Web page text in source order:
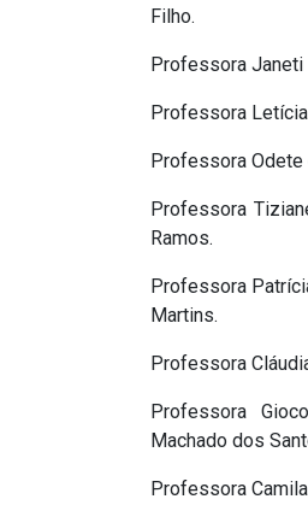
Filho.
Professora Janeti
Professora
Professora Odete
Professora
Ramos.
Professora
Martins.
Professora
Professora
Machado dos
Professora